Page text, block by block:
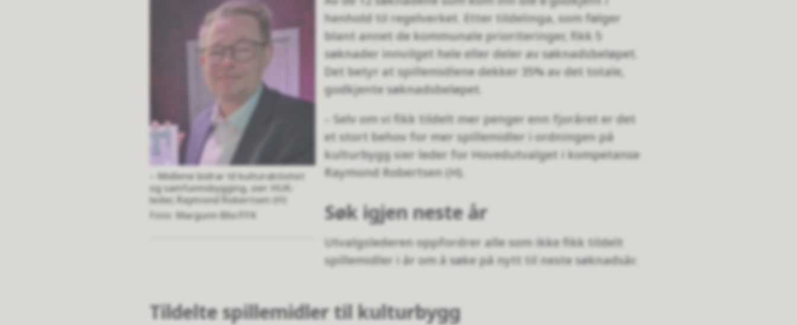
– Midlene bidrar til kulturaktivitet
og samfunnsbygging, sier HUK-
leder, Raymond Robertsen (H)
Margunn Blix/FFK
henhold til regelverket. Etter tildelinga, som følger
blant annet de kommunale prioriteringer, fikk 5
søknader innvilget hele eller deler av søknadsbeløpet.
Det betyr at spillemidlene dekker 35% av det totale,
godkjente søknadsbeløpet.
– Selv om vi fikk tildelt mer penger enn fjoråret er det
et stort behov for mer spillemidler i ordningen på
kulturbygg sier leder for Hovedutvalget i kompetanse
Raymond Robertsen (H).
Søk igjen neste år
Utvalgslederen oppfordrer alle som ikke fikk tildelt
spillemidler i år om å søke på nytt til neste søknadsår.
Tildelte spillemidler til kulturbygg